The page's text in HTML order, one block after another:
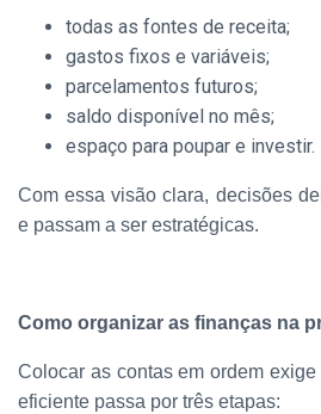
todas as fontes de receita;
gastos fixos e variáveis;
parcelamentos futuros;
saldo disponível no mês;
espaço para poupar e investir.
Com essa visão clara, decisões
e passam a ser estratégicas.
Como organizar as finanças na
Colocar as contas em ordem
eficiente passa por três etapas: